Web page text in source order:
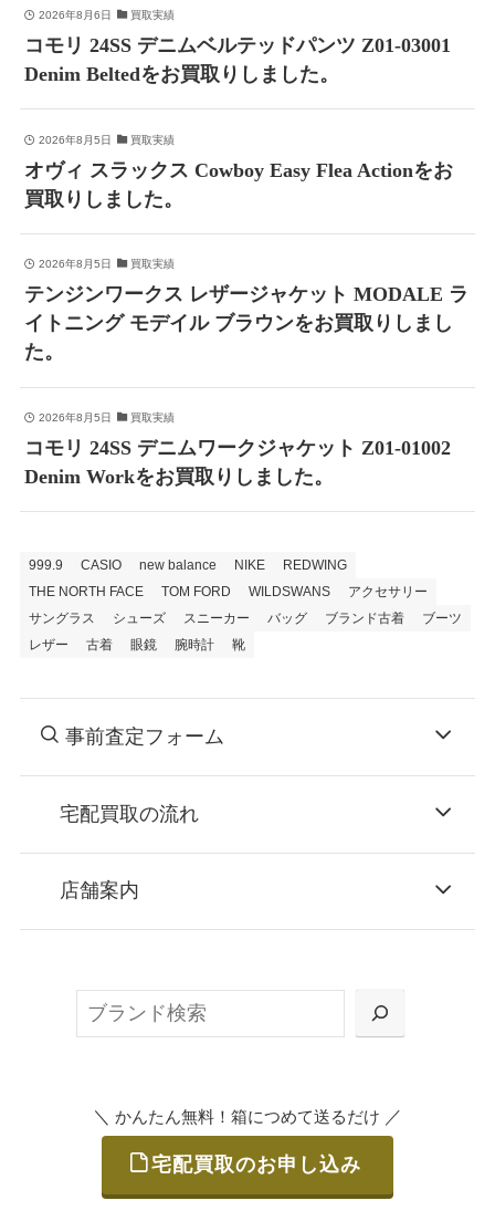
2026年8月6日 買取実績
コモリ 24SS デニムベルテッドパンツ Z01-03001
Denim Beltedをお買取りしました。
2026年8月5日 買取実績
オヴィ スラックス Cowboy Easy Flea Actionをお
買取りしました。
2026年8月5日 買取実績
テンジンワークス レザージャケット MODALE ラ
イトニング モデイル ブラウンをお買取りしまし
た。
2026年8月5日 買取実績
コモリ 24SS デニムワークジャケット Z01-01002
Denim Workをお買取りしました。
999.9 CASIO new balance NIKE
REDWING
THE NORTH FACE
TOM FORD WILDSWANS
アクセサリー
サングラス
シューズ スニーカー バッグ ブランド古着
ブーツ
レザー
古着 眼鏡 腕時計 靴
事前査定フォーム
宅配買取の流れ
お申込み
または梱包材不要の「集荷申込」からお選び
ご発送
店舗案内
＼ かんたん無料！箱につめて送るだけ ／
宅配買取のお申し込み